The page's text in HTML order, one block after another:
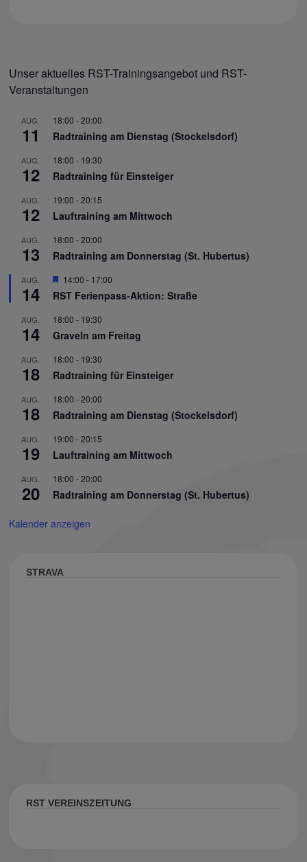
Unser aktuelles RST-Trainingsangebot und RST-
Veranstaltungen
AUG.
11
18:00 -20:00
Radtraining am Dienstag (Stockelsdorf)
AUG.
12
18:00 - 19:30
Radtraining für Einsteiger
AUG.
12
19:00 -20:15
Lauftraining am Mittwoch
AUG.
13
18:00 -20:00
Radtraining am Donnerstag (St. Hubertus)
AUG.
14
Hervorgehoben
14:00 - 17:00
RST Ferienpass-Aktion: Straße
AUG.
14
18:00 - 19:30
Graveln am Freitag
AUG.
18
18:00 - 19:30
Radtraining für Einsteiger
AUG.
18
18:00 -20:00
Radtraining am Dienstag (Stockelsdorf)
AUG.
19
19:00 -20:15
Lauftraining am Mittwoch
AUG.
20
18:00 -20:00
Radtraining am Donnerstag (St. Hubertus)
Kalender anzeigen
STRAVA
RST VEREINSZEITUNG